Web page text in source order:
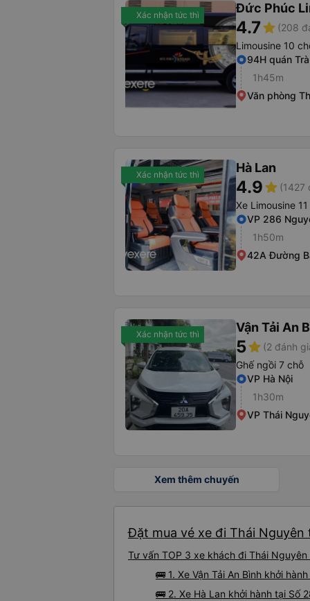
Xác nhận tức thì Đức Phúc
4.7star (208
Limousine 10
94H quán
1h45m
Văn phòng
Xác nhận tức thì Hà Lan
4.9star (1427
Xe Limousine
VP 286
1h50m
42A Đường
Xác nhận tức thì Vận Tải An
5star (2 đánh
Ghế ngồi 7 chỗ
VP Hà Nội
1h30m
VP Thái
Xem thêm chuyến
Đặt mua vé xe đi Thái Nguyên
Tư vấn TOP 3 xe khách đi Thái
🚌 1. Xe Vận Tải An Bình khởi
🚌 2. Xe Hà Lan khởi hành tại Số